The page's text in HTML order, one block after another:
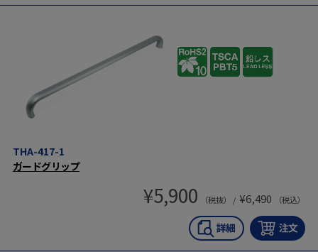
THA-417-1
ガードグリップ
¥5,900 （税抜） / ¥6,490 （税込）